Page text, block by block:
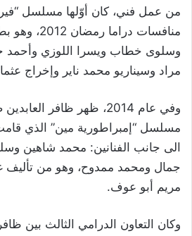
من عمل فني، كان أوّلها مسلسل
منافسات
وسلوى خطاب ويسرا اللوزي وأحمد
مراد وسيناريو محمد ناير وإخراج
وفي عام 2014، ظهر ظافر
مسلسل “إمبراطورية مين” الذي
الى جانب الفنانين: محمد شاهين
جمال ومحمد ممدوح، وهو من تأليف
مريم أبو عوف.
وكان التعاون الدرامي الثالث بين